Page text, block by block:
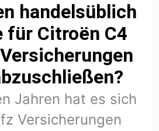
handelsüblich
für Citroën C4
Jahren hat es sich
Versicherungen